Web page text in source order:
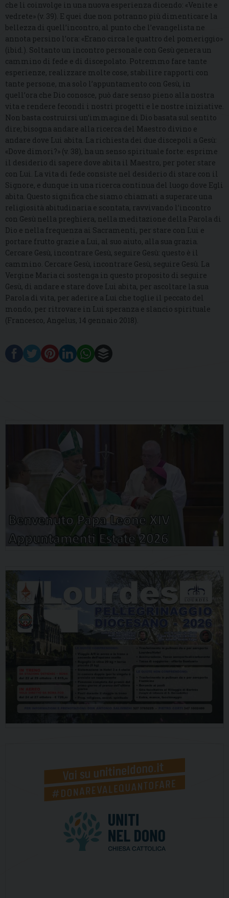
che li coinvolge in una nuova esperienza dicendo: «Venite e
vedrete» (v. 39). E quei due non potranno più dimenticare la
bellezza di quell’incontro, al punto che l’evangelista ne
annota persino l’ora: «Erano circa le quattro del pomeriggio»
(ibid.). Soltanto un incontro personale con Gesù genera un
cammino di fede e di discepolato. Potremmo fare tante
esperienze, realizzare molte cose, stabilire rapporti con
tante persone, ma solo l’appuntamento con Gesù, in
quell’ora che Dio conosce, può dare senso pieno alla nostra
vita e rendere fecondi i nostri progetti e le nostre iniziative.
Non basta costruirsi un’immagine di Dio basata sul sentito
dire; bisogna andare alla ricerca del Maestro divino e
andare dove Lui abita. La richiesta dei due discepoli a Gesù:
«Dove dimori?» (v. 38), ha un senso spirituale forte: esprime
il desiderio di sapere dove abita il Maestro, per poter stare
con Lui. La vita di fede consiste nel desiderio di stare con il
Signore, e dunque in una ricerca continua del luogo dove Egli
abita. Questo significa che siamo chiamati a superare una
religiosità abitudinaria e scontata, ravvivando l’incontro
con Gesù nella preghiera, nella meditazione della Parola di
Dio e nella frequenza ai Sacramenti, per stare con Lui e
portare frutto grazie a Lui, al suo aiuto, alla sua grazia.
Cercare Gesù, incontrare Gesù, seguire Gesù: questo è il
cammino. Cercare Gesù, incontrare Gesù, seguire Gesù. La
Vergine Maria ci sostenga in questo proposito di seguire
Gesù, di andare e stare dove Lui abita, per ascoltare la sua
Parola di vita, per aderire a Lui che toglie il peccato del
mondo, per ritrovare in Lui speranza e slancio spirituale
(Francesco, Angelus, 14 gennaio 2018).